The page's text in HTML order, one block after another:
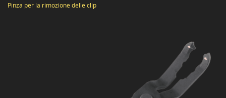
Pinza per la rimozione delle clip